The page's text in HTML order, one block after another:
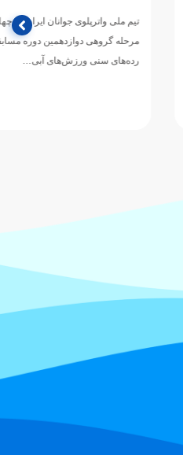
جوانان ایران در چهارمین دیدار خود از
دوره مسابقات قهرمانی
ورزش‌های آبی…